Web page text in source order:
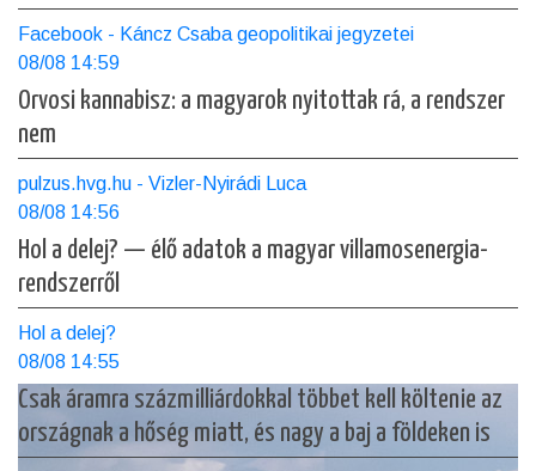
Facebook - Káncz Csaba geopolitikai jegyzetei
08/08 14:59
Orvosi kannabisz: a magyarok nyitottak rá, a rendszer
nem
pulzus.hvg.hu - Vizler-Nyirádi Luca
08/08 14:56
Hol a delej? — élő adatok a magyar villamosenergia-
rendszerről
Hol a delej?
08/08 14:55
Csak áramra százmilliárdokkal többet kell költenie az
országnak a hőség miatt, és nagy a baj a földeken is